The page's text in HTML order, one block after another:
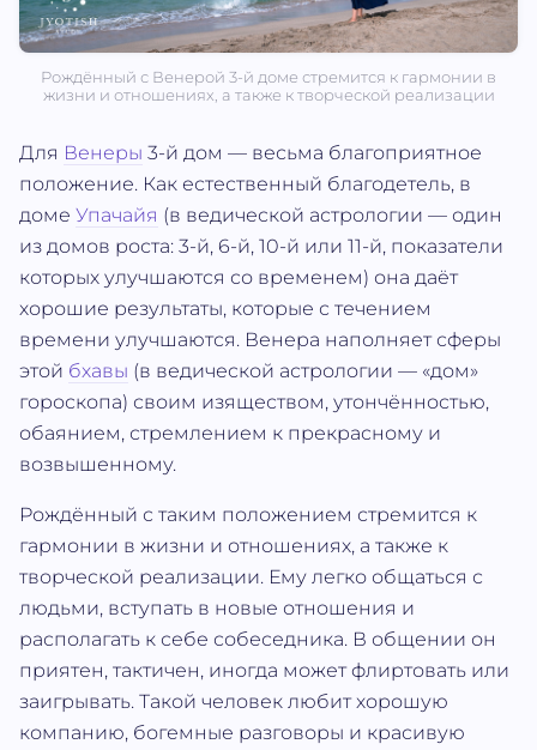
Рождённый с Венерой 3-й доме стремится к гармонии в
жизни и отношениях, а также к творческой реализации
Для Венеры 3-й дом — весьма благоприятное
положение. Как естественный благодетель, в
доме Упачайя (в ведической астрологии — один
из домов роста: 3-й, 6-й, 10-й или 11-й, показатели
которых улучшаются со временем) она даёт
хорошие результаты, которые с течением
времени улучшаются. Венера наполняет сферы
этой бхавы (в ведической астрологии — «дом»
гороскопа) своим изяществом, утончённостью,
обаянием, стремлением к прекрасному и
возвышенному.
Рождённый с таким положением стремится к
гармонии в жизни и отношениях, а также к
творческой реализации. Ему легко общаться с
людьми, вступать в новые отношения и
располагать к себе собеседника. В общении он
приятен, тактичен, иногда может флиртовать или
заигрывать. Такой человек любит хорошую
компанию, богемные разговоры и красивую